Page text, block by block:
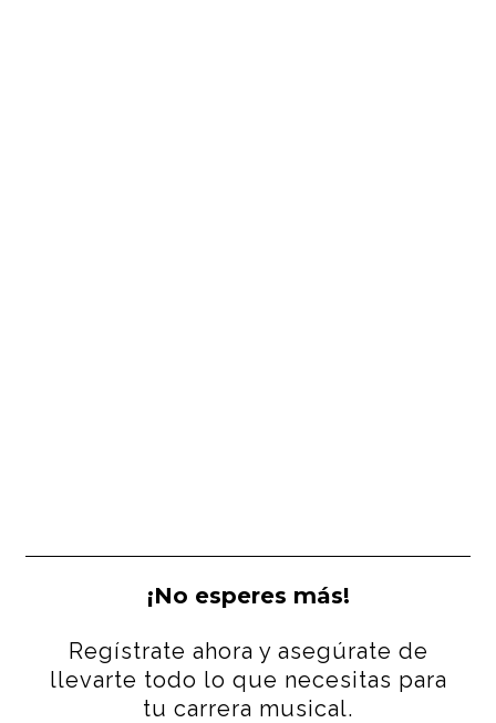
¡No esperes más!
Regístrate ahora y asegúrate de
llevarte todo lo que necesitas para
tu carrera musical.